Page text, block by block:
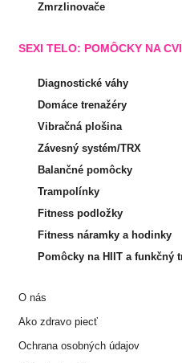
Zmrzlinovače
SEXI TELO: POMÔCKY NA
Diagnostické váhy
Domáce trenažéry
Vibračná plošina
Závesný systém/TRX
Balančné pomôcky
Trampolínky
Fitness podložky
Fitness náramky a hodinky
Pomôcky na HIIT a funkčný
O nás
Ako zdravo piecť
Ochrana osobných údajov